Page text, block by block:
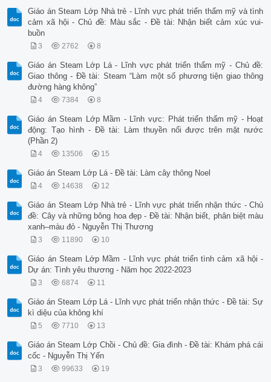
Giáo án Steam Lớp Nhà trẻ - Lĩnh vực phát triển thẩm mỹ và tình
cảm xã hội - Chủ đề: Màu sắc - Đề tài: Nhận biết cảm xúc vui-
buồn
3 2762 8
Giáo án Steam Lớp Lá - Lĩnh vực phát triển thẩm mỹ - Chủ đề:
Giao thông - Đề tài: Steam “Làm một số phương tiện giao thông
đường hàng không”
4 7384 8
Giáo án Steam Lớp Mầm - Lĩnh vực: Phát triển thẩm mỹ - Hoạt
động: Tạo hình - Đề tài: Làm thuyền nổi được trên mặt nước
(Phần 2)
4 13506 15
Giáo án Steam Lớp Lá - Đề tài: Làm cây thông Noel
4 14638 12
Giáo án Steam Lớp Nhà trẻ - Lĩnh vực phát triển nhận thức - Chủ
đề: Cây và những bông hoa đẹp - Đề tài: Nhận biết, phân biệt màu
xanh–màu đỏ - Nguyễn Thị Thương
3 11890 10
Giáo án Steam Lớp Mầm - Lĩnh vực phát triển tình cảm xã hội -
Dự án: Tình yêu thương - Năm học 2022-2023
3 6874 11
Giáo án Steam Lớp Lá - Lĩnh vực phát triển nhận thức - Đề tài: Sự
kì diệu của không khí
5 7710 13
Giáo án Steam Lớp Chồi - Chủ đề: Gia đình - Đề tài: Khám phá cái
cốc - Nguyễn Thị Yến
3 99633 19